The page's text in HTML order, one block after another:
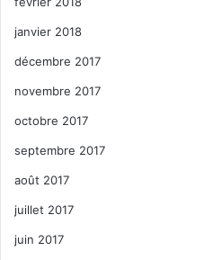
janvier 2018
décembre 2017
novembre 2017
octobre 2017
septembre 2017
août 2017
juillet 2017
juin 2017